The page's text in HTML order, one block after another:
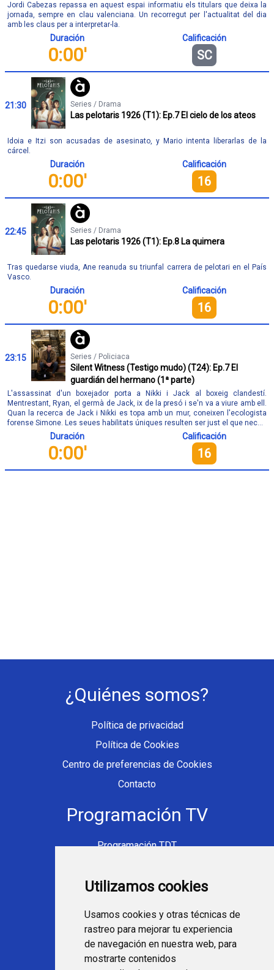
Utilizamos cookies
Usamos cookies y otras técnicas de
rastreo para mejorar tu experiencia
de navegación en nuestra web, para
mostrarte contenidos
Jordi Cabezas repassa en aquest espai informatiu els titulars que deixa la
jornada, sempre en clau valenciana. Un recorregut per l'actualitat del dia
amb les claus per a interpretar-la.
Duración
0:00'
Calificación
SC
21:30 Series / Drama
Las pelotaris 1926 (T1): Ep.7 El cielo de los ateos
Idoia e Itzi son acusadas de asesinato, y Mario intenta liberarlas de la
cárcel.
Duración
0:00'
Calificación
16
22:45 Series / Drama
Las pelotaris 1926 (T1): Ep.8 La quimera
Tras quedarse viuda, Ane reanuda su triunfal carrera de pelotari en el País
Vasco.
Duración
0:00'
Calificación
16
23:15 Series / Policiaca
Silent Witness (Testigo mudo) (T24): Ep.7 El
guardián del hermano (1ª parte)
L'assassinat d'un boxejador porta a Nikki i Jack al boxeig clandestí.
Mentrestant, Ryan, el germà de Jack, ix de la presó i se'n va a viure amb ell.
Quan la recerca de Jack i Nikki es topa amb un mur, coneixen l'ecologista
forense Simone. Les seues habilitats úniques resulten ser just el que nec...
Duración
0:00'
Calificación
16
¿Quiénes somos?
Política de privacidad
Política de Cookies
Centro de preferencias de Cookies
Contacto
Programación TV
Programación TDT
Ver TV Online
Fútbol en la tele
Programación en TV